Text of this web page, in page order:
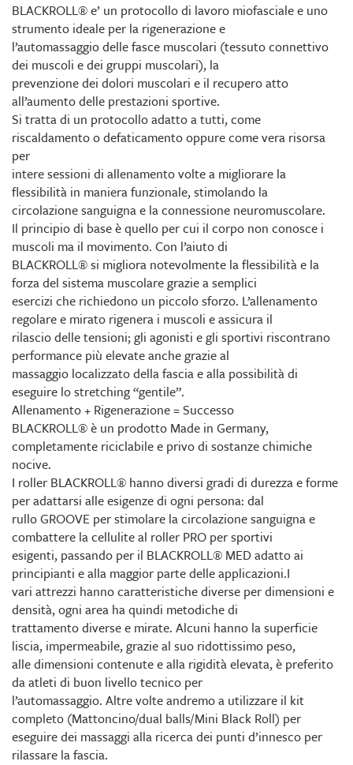
BLACKROLL® e’ un protocollo di lavoro miofasciale e uno
strumento ideale per la rigenerazione e
l’automassaggio delle fasce muscolari (tessuto connettivo
dei muscoli e dei gruppi muscolari), la
prevenzione dei dolori muscolari e il recupero atto
all’aumento delle prestazioni sportive.
Si tratta di un protocollo adatto a tutti, come
riscaldamento o defaticamento oppure come vera risorsa
per
intere sessioni di allenamento volte a migliorare la
flessibilità in maniera funzionale, stimolando la
circolazione sanguigna e la connessione neuromuscolare.
Il principio di base è quello per cui il corpo non conosce i
muscoli ma il movimento. Con l’aiuto di
BLACKROLL® si migliora notevolmente la flessibilità e la
forza del sistema muscolare grazie a semplici
esercizi che richiedono un piccolo sforzo. L’allenamento
regolare e mirato rigenera i muscoli e assicura il
rilascio delle tensioni; gli agonisti e gli sportivi riscontrano
performance più elevate anche grazie al
massaggio localizzato della fascia e alla possibilità di
eseguire lo stretching “gentile”.
Allenamento + Rigenerazione = Successo
BLACKROLL® è un prodotto Made in Germany,
completamente riciclabile e privo di sostanze chimiche
nocive.
I roller BLACKROLL® hanno diversi gradi di durezza e forme
per adattarsi alle esigenze di ogni persona: dal
rullo GROOVE per stimolare la circolazione sanguigna e
combattere la cellulite al roller PRO per sportivi
esigenti, passando per il BLACKROLL® MED adatto ai
principianti e alla maggior parte delle applicazioni.I
vari attrezzi hanno caratteristiche diverse per dimensioni e
densità, ogni area ha quindi metodiche di
trattamento diverse e mirate. Alcuni hanno la superficie
liscia, impermeabile, grazie al suo ridottissimo peso,
alle dimensioni contenute e alla rigidità elevata, è preferito
da atleti di buon livello tecnico per
l’automassaggio. Altre volte andremo a utilizzare il kit
completo (Mattoncino/dual balls/Mini Black Roll) per
eseguire dei massaggi alla ricerca dei punti d’innesco per
rilassare la fascia.